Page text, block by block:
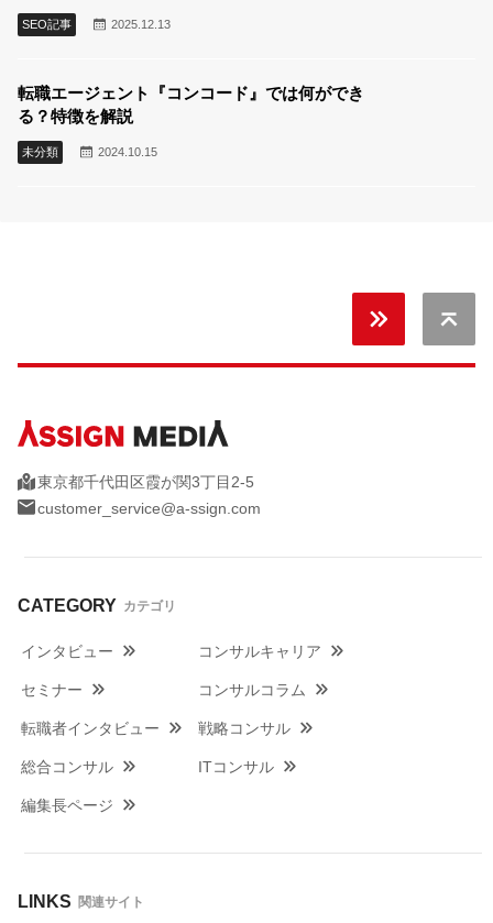
SEO記事 2025.12.13
転職エージェント『コンコード』では何ができ
る？特徴を解説
未分類 2024.10.15
無料 キャリ
Back
東京都千代田区霞が関3丁目2-5
customer_service@a-ssign.com
CATEGORY カテゴリ
インタビュー コンサルキャリア
セミナー コンサルコラム
転職者インタビュー 戦略コンサル
総合コンサル ITコンサル
編集長ページ
LINKS 関連サイト